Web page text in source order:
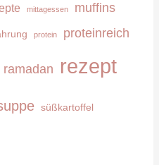
mittagessen muffins
protein proteinreich
ramadan rezept
süßkartoffel